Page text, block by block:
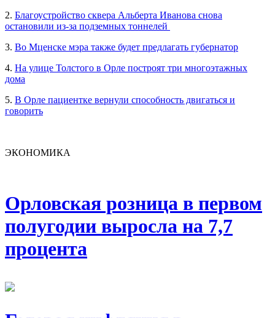
2. Благоустройство сквера Альберта Иванова снова
остановили из-за подземных тоннелей
3. Во Мценске мэра также будет предлагать губернатор
4. На улице Толстого в Орле построят три многоэтажных
дома
5. В Орле пациентке вернули способность двигаться и
говорить
ЭКОНОМИКА
Орловская розница в первом
полугодии выросла на 7,7
процента